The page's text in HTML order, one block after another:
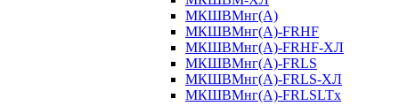
МКШВМнг(А)
МКШВМнг(А)-FRHF
МКШВМнг(А)-FRHF-ХЛ
МКШВМнг(А)-FRLS
МКШВМнг(А)-FRLS-ХЛ
МКШВМнг(А)-FRLSLTx